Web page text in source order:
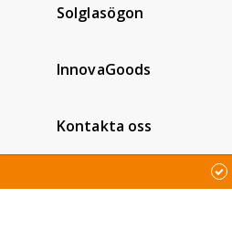
Solglasögon
InnovaGoods
Kontakta oss